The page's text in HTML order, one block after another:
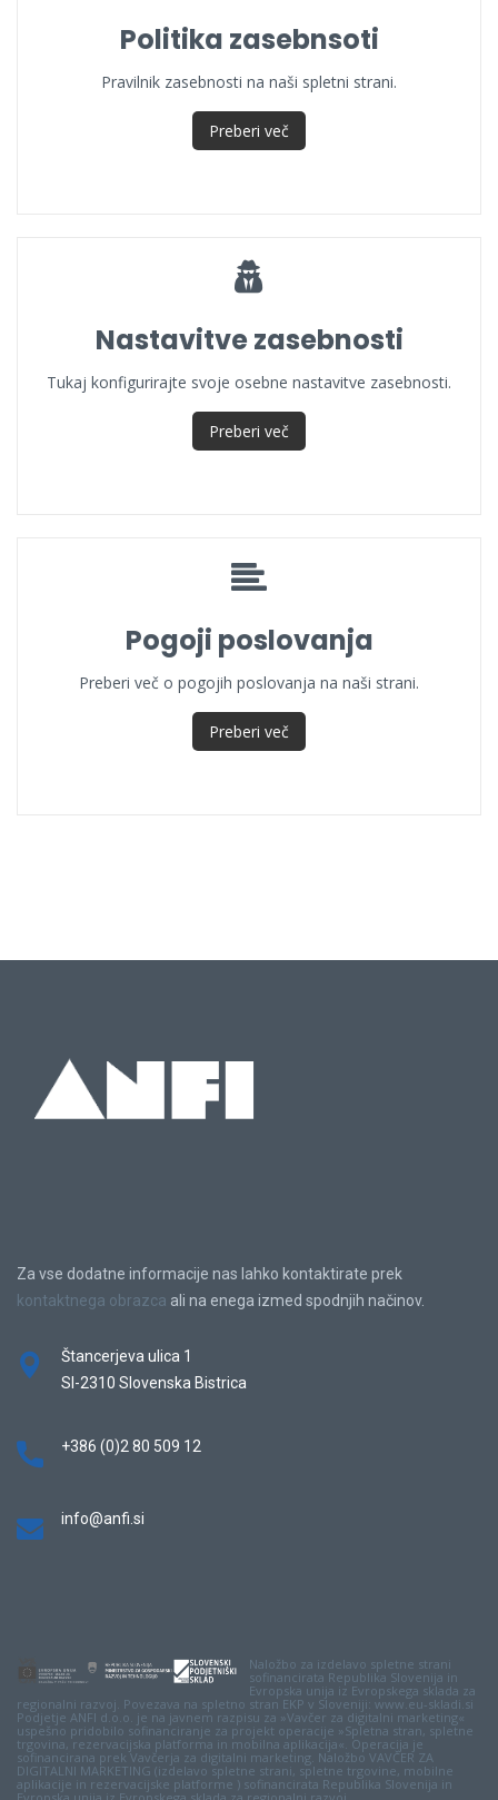
Politika zasebnsoti
Pravilnik zasebnosti na naši spletni strani.
Preberi več
Nastavitve zasebnosti
Tukaj konfigurirajte svoje osebne nastavitve zasebnosti.
Preberi več
Pogoji poslovanja
Preberi več o pogojih poslovanja na naši strani.
Preberi več
Za vse dodatne informacije nas lahko kontaktirate prek
kontaktnega obrazca ali na enega izmed spodnjih načinov.
Štancerjeva ulica 1
SI-2310 Slovenska Bistrica
+386 (0)2 80 509 12
info@anfi.si
Naložbo za izdelavo spletne strani
sofinancirata Republika Slovenija in
Evropska unija iz Evropskega sklada za
regionalni razvoj. Povezava na spletno stran EKP v Sloveniji: www.eu-skladi.si
Podjetje ANFI d.o.o. je na javnem razpisu za »Vavčer za digitalni marketing«
uspešno pridobilo sofinanciranje za projekt operacije »Spletna stran, spletne
trgovina, rezervacijska platforma in mobilna aplikacija«. Operacija je
sofinancirana prek Vavčerja za digitalni marketing. Naložbo VAVČER ZA
DIGITALNI MARKETING (izdelavo spletne strani, spletne trgovine, mobilne
aplikacije in rezervacijske platforme ) sofinancirata Republika Slovenija in